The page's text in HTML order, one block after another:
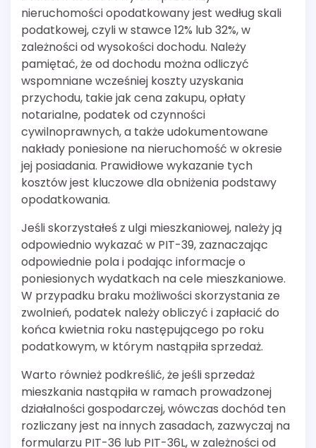
nieruchomości opodatkowany jest według skali
podatkowej, czyli w stawce 12% lub 32%, w
zależności od wysokości dochodu. Należy
pamiętać, że od dochodu można odliczyć
wspomniane wcześniej koszty uzyskania
przychodu, takie jak cena zakupu, opłaty
notarialne, podatek od czynności
cywilnoprawnych, a także udokumentowane
nakłady poniesione na nieruchomość w okresie
jej posiadania. Prawidłowe wykazanie tych
kosztów jest kluczowe dla obniżenia podstawy
opodatkowania.
Jeśli skorzystałeś z ulgi mieszkaniowej, należy ją
odpowiednio wykazać w PIT-39, zaznaczając
odpowiednie pola i podając informacje o
poniesionych wydatkach na cele mieszkaniowe.
W przypadku braku możliwości skorzystania ze
zwolnień, podatek należy obliczyć i zapłacić do
końca kwietnia roku następującego po roku
podatkowym, w którym nastąpiła sprzedaż.
Warto również podkreślić, że jeśli sprzedaż
mieszkania nastąpiła w ramach prowadzonej
działalności gospodarczej, wówczas dochód ten
rozliczany jest na innych zasadach, zazwyczaj na
formularzu PIT-36 lub PIT-36L, w zależności od